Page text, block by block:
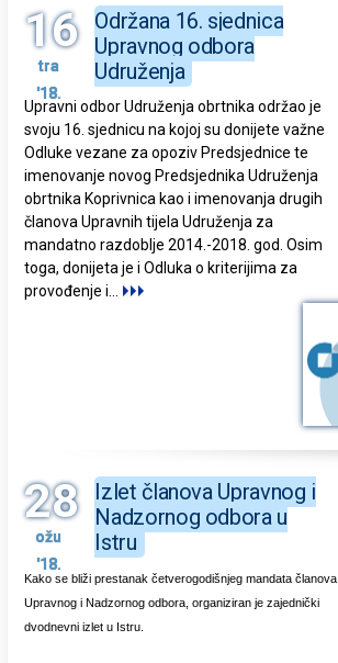
16
tra
'18.
Održana 16. sjednica
Upravnog odbora
Udruženja
Upravni odbor Udruženja obrtnika održao je
svoju 16. sjednicu na kojoj su donijete važne
Odluke vezane za opoziv Predsjednice te
imenovanje novog Predsjednika Udruženja
obrtnika Koprivnica kao i imenovanja drugih
članova Upravnih tijela Udruženja za
mandatno razdoblje 2014.-2018. god. Osim
toga, donijeta je i Odluka o kriterijima za
provođenje i
28
ožu
'18.
Izlet članova Upravnog i
Nadzornog odbora u
Istru
Kako se bliži prestanak četverogodišnjeg mandata članova
Upravnog i Nadzornog odbora, organiziran je zajednički
dvodnevni izlet u Istru.